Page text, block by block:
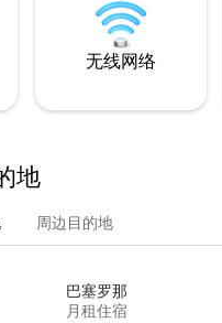
无线网络
地
周边目的地
巴塞罗那
月租住宿